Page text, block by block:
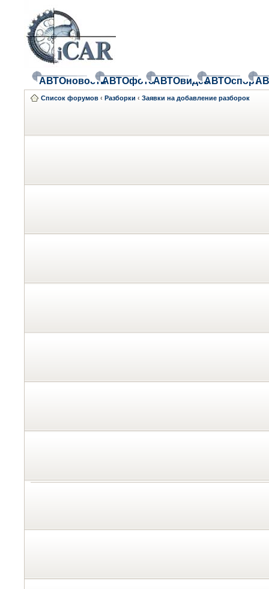
АВТОновостиАВТОфотоАВТОвидеоАВТОспорт
Список форумов ‹ Разборки ‹ Заявки на добавление разборок